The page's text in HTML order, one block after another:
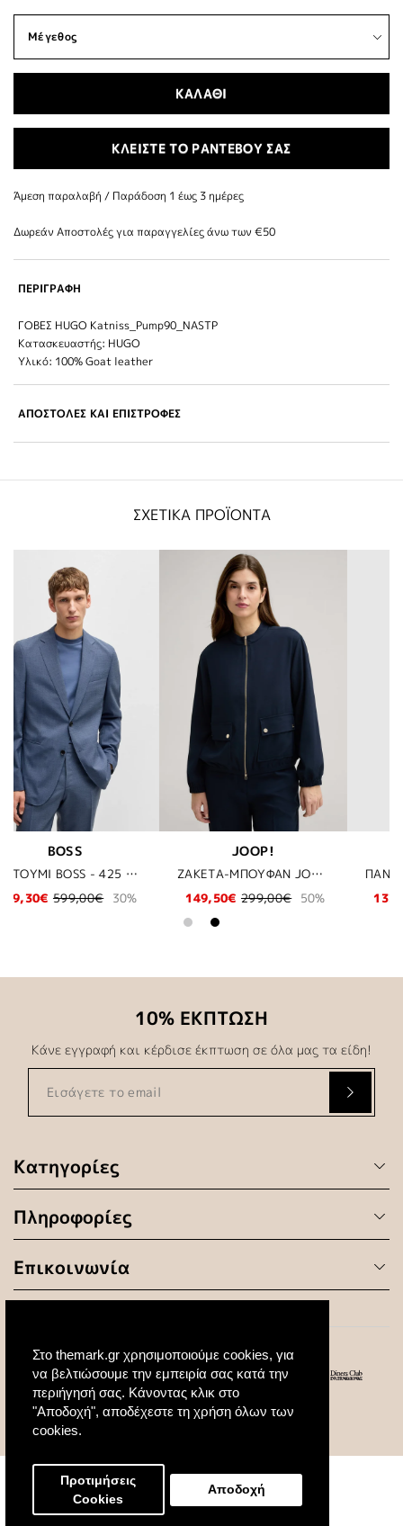
Στο themark.gr χρησιμοποιούμε cookies, για
να βελτιώσουμε την εμπειρία σας κατά την
περιήγησή σας. Κάνοντας κλικ στο
"Αποδοχή", αποδέχεστε τη χρήση όλων των
cookies.
Προτιμήσεις
Cookies
Αποδοχή
ΚΑΛΑΘΙ
ΚΛΕΙΣΤΕ ΤΟ ΡΑΝΤΕΒΟΥ ΣΑΣ
Άμεση παραλαβή / Παράδoση 1 έως 3 ημέρες
Δωρεάν Αποστολές για παραγγελίες άνω των €50
ΠΕΡΙΓΡΑΦΗ
ΓΟΒΕΣ HUGO Katniss_Pump90_NASTP
Κατασκευαστής: HUGO
Υλικό: 100% Goat leather
ΑΠΟΣΤΟΛΕΣ ΚΑΙ ΕΠΙΣΤΡΟΦΕΣ
ΣΧΕΤΙΚΑ ΠΡΟΪΟΝΤΑ
ΖΑΚΕΤΑ-ΜΠΟΥΦΑΝ JOOP! - 405 ΜΠΛΕ
50%
ΠΑΝΤΕΛΟΝΙ ΚΟΣΤΟΥΜΙΟΥ MICHAEL KORS - 300 GREEN
132,30€
189,00€ 30% 69,97€ 99,95€
Κατηγορίες
Πληροφορίες
Επικοινωνία
10% ΕΚΠΤΩΣΗ
Κάνε εγγραφή και κέρδισε έκπτωση σε όλα μας τα είδη!
© 2020 All Rights Reserved. Created by